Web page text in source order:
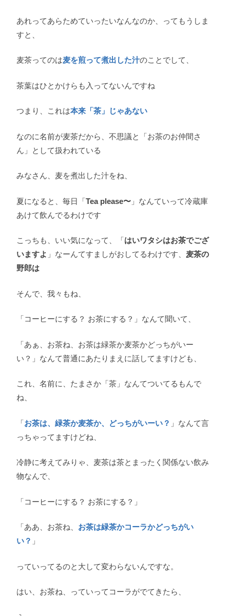
あれってあらためていったいなんなのか、ってもうしま
すと、
麦茶ってのは麦を煎って煮出した汁のことでして、
茶葉はひとかけらも入ってないんですね
つまり、これは本来「茶」じゃあない
なのに名前が麦茶だから、不思議と「お茶のお仲間さ
ん」として扱われている
みなさん、麦を煮出した汁をね、
夏になると、毎日「Tea please〜 」なんていって冷蔵庫
あけて飲んでるわけです
こっちも、いい気になって、「はいワタシはお茶でござ
いますよ 」なーんてすましがおしてるわけです、 麦茶の
野郎は
そんで、我々もね、
「コーヒーにする？ お茶にする？」なんて聞いて、
「あぁ、お茶ね、お茶は緑茶か麦茶かどっちがいー
い？」なんて普通にあたりまえに話してますけども、
これ、名前に、たまさか「茶」なんてついてるもんで
ね、
「お茶は、緑茶か麦茶か、どっちがいーい？ 」なんて言
っちゃってますけどね、
冷静に考えてみりゃ、麦茶は茶とまったく関係ない飲み
物なんで、
「コーヒーにする？ お茶にする？」
「ああ、お茶ね、 お茶は緑茶かコーラかどっちがい
い？ 」
っていってるのと大して変わらないんですな。
はい、お茶ね、っていってコーラがでてきたら、